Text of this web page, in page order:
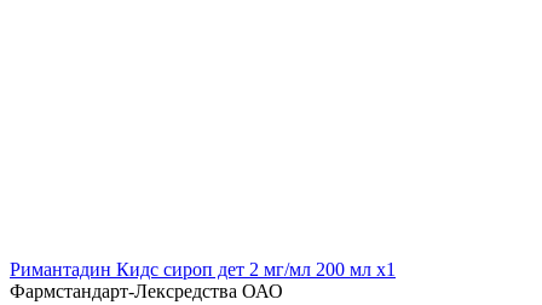
Римантадин Кидс сироп дет 2 мг/мл 200 мл x1
Фармстандарт-Лексредства ОАО